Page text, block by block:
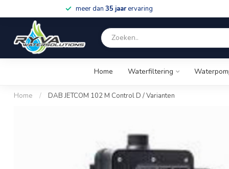
meer dan 35 jaarervaring
Home Waterfiltering
Home / DAB JETCOM 102 M Control D / Varianten